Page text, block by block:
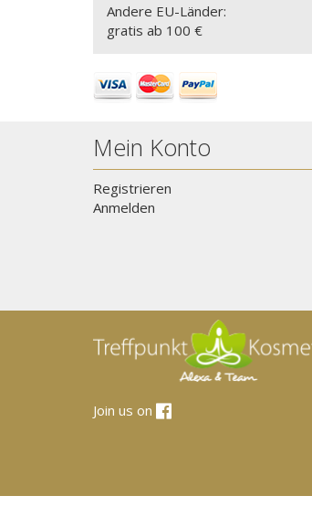
Andere EU-Länder:
gratis ab 100 €
Mein Konto
Registrieren
Anmelden
Join us on